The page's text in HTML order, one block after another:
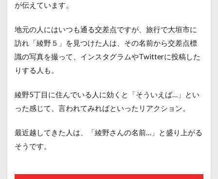
が伝えています。
地元の人にはいつも通る交差点ですが、旅行で大垣市に
訪れ「綾野５」を見つけた人は、その名前から交差点標
識の写真を撮って、インスタグラムやTwitterに投稿した
りする人も。
綾野5丁目に住んでいる人に効くと「そういえば…」とい
った感じて、言われてみればといったリアクション。
最近越してきた人は、「綾野さんの名前…」と盛り上がる
そうです。